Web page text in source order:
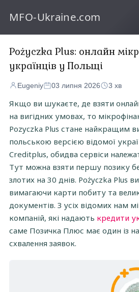
MFO-Ukraine.com
Pożyczka Plus: онлайн
українців у Польщі
Eugeniy 03 липня 2026 3 хв
Якщо ви шукаєте, де взяти
на вигідних умовах, то
Pozyczka Plus стане найкращим
польською версією відомої
Creditplus, обидва сервіси
Тут можна взяти першу позику
злотих на 30 днів. Pożyczka Plus
вимагаючи карти побиту та
документів. З усіх відомих нам
компаній, які надають кредити
саме Позичка Плюс має один із
схвалення заявок.